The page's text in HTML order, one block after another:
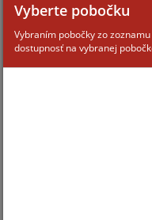
Vyberte pobočku
Vybraním pobočky zo
dostupnosť na vybranej